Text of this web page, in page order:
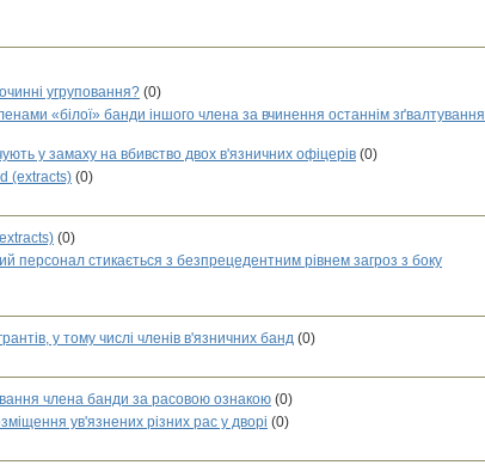
угруповання? (0)
«білої» банди іншого члена за вчинення останнім зґвалтування
у замаху на вбивство двох в'язничних офіцерів (0)
(extracts) (0)
(0)
персонал стикається з безпрецедентним рівнем загроз з боку
у тому числі членів в'язничних банд (0)
члена банди за расовою ознакою (0)
ув'язнених різних рас у дворі (0)